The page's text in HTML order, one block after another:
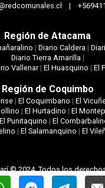
|
Región de Atacama
| Diario Caldera |
Diario Tierra Amarilla |
Vallenar| El Huasquino | El
Región de Coquimbo
| El Coquimbano | El
| El Hurtadino | El
El Punitaquino |El
| El Salamanquino | El
© 2024. Todos los